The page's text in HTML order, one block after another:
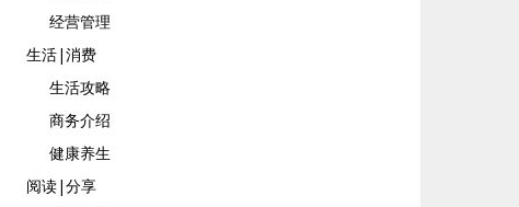
经营管理
生活|消费
生活攻略
商务介绍
健康养生
阅读|分享